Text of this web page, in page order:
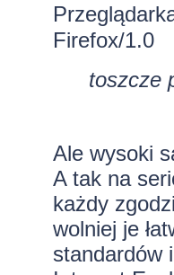
Firefox/1.0
toszcze
Ale wysoki
A tak na
każdy
wolniej je
standardów